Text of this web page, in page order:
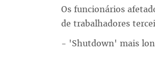
Os funcionários
de trabalhadores
- 'Shutdown' mais